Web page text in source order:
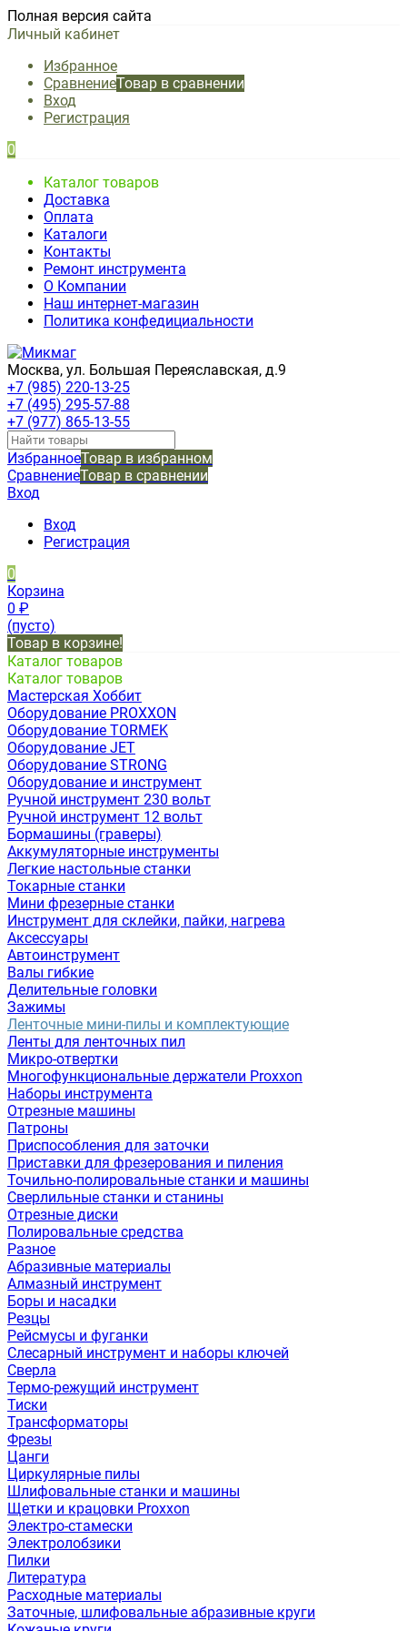
Полная версия сайта
Личный кабинет
Избранное
СравнениеТовар в сравнении
Вход
Регистрация
0
Каталог товаров
Доставка
Оплата
Каталоги
Контакты
Ремонт инструмента
О Компании
Наш интернет-магазин
Политика конфедициальности
Москва, ул. Большая Переяславская, д.9
+7 (985) 220-13-25
+7 (495) 295-57-88
+7 (977) 865-13-55
ИзбранноеТовар в избранном
СравнениеТовар в сравнении
Вход
Вход
Регистрация
0
Корзина
0 ₽
(пусто)
Товар в корзине!
Каталог товаров
Каталог товаров
Мастерская Хоббит
Оборудование PROXXON
Оборудование TORMEK
Оборудование JET
Оборудование STRONG
Оборудование и инструмент
Ручной инструмент 230 вольт
Ручной инструмент 12 вольт
Бормашины (граверы)
Аккумуляторные инструменты
Легкие настольные станки
Токарные станки
Мини фрезерные станки
Инструмент для склейки, пайки, нагрева
Аксессуары
Автоинструмент
Валы гибкие
Делительные головки
Зажимы
Ленточные мини-пилы и комплектующие
Ленты для ленточных пил
Микро-отвертки
Многофункциональные держатели Proxxon
Наборы инструмента
Отрезные машины
Патроны
Приспособления для заточки
Приставки для фрезерования и пиления
Точильно-полировальные станки и машины
Сверлильные станки и станины
Отрезные диски
Полировальные средства
Разное
Абразивные материалы
Алмазный инструмент
Боры и насадки
Резцы
Рейсмусы и фуганки
Слесарный инструмент и наборы ключей
Сверла
Термо-режущий инструмент
Тиски
Трансформаторы
Фрезы
Цанги
Циркулярные пилы
Шлифовальные станки и машины
Щетки и крацовки Proxxon
Электро-стамески
Электролобзики
Пилки
Литература
Расходные материалы
Заточные, шлифовальные абразивные круги